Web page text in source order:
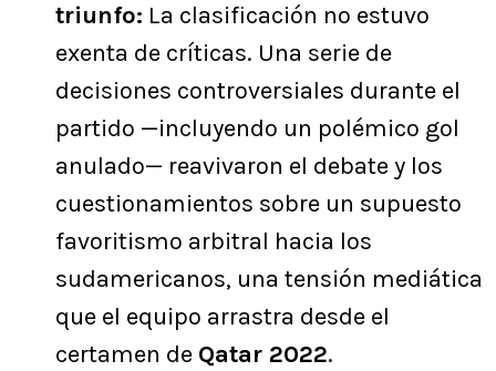
triunfo: La clasificación no estuvo
exenta de críticas. Una serie de
decisiones controversiales durante el
partido —incluyendo un polémico gol
anulado— reavivaron el debate y los
cuestionamientos sobre un supuesto
favoritismo arbitral hacia los
sudamericanos, una tensión mediática
que el equipo arrastra desde el
certamen de Qatar 2022.